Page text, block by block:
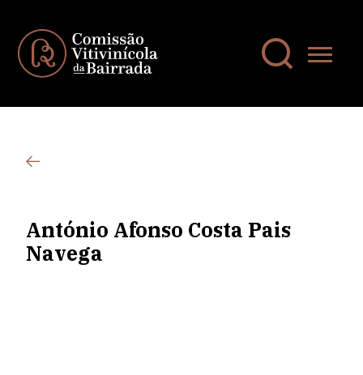
António Afonso Costa Pais
Navega